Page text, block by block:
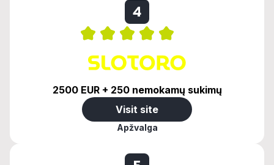
4
2500 EUR + 250 nemokamų sukimų
Visit site
Apžvalga